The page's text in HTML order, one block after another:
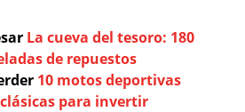
La cueva del tesoro: 180
de repuestos
10 motos deportivas
para invertir